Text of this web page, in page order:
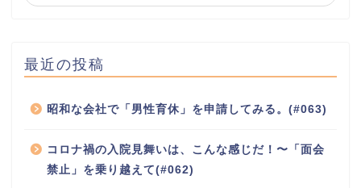
最近の投稿
昭和な会社で「男性育休」を申請してみる。(#063)
コロナ禍の入院見舞いは、こんな感じだ！〜「面会
禁止」を乗り越えて(#062)